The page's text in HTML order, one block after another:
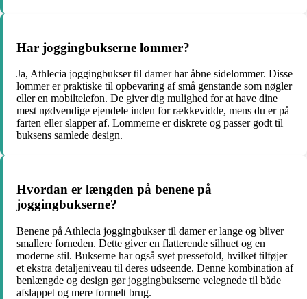
Har joggingbukserne lommer?
Ja, Athlecia joggingbukser til damer har åbne sidelommer. Disse
lommer er praktiske til opbevaring af små genstande som nøgler
eller en mobiltelefon. De giver dig mulighed for at have dine
mest nødvendige ejendele inden for rækkevidde, mens du er på
farten eller slapper af. Lommerne er diskrete og passer godt til
buksens samlede design.
Hvordan er længden på benene på
joggingbukserne?
Benene på Athlecia joggingbukser til damer er lange og bliver
smallere forneden. Dette giver en flatterende silhuet og en
moderne stil. Bukserne har også syet pressefold, hvilket tilføjer
et ekstra detaljeniveau til deres udseende. Denne kombination af
benlængde og design gør joggingbukserne velegnede til både
afslappet og mere formelt brug.